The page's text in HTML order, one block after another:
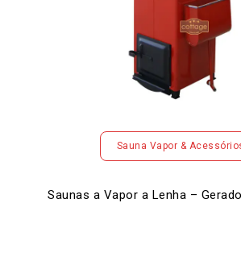
Sauna Vapor &
Saunas a Vapor a Lenha –